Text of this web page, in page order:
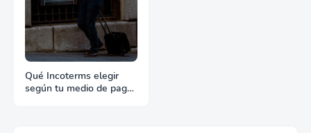
Qué Incoterms elegir
según tu medio de pago